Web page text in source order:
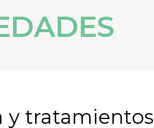
y tratamientos